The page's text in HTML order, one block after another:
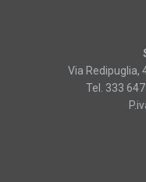
Via Redipuglia,
Tel. 333